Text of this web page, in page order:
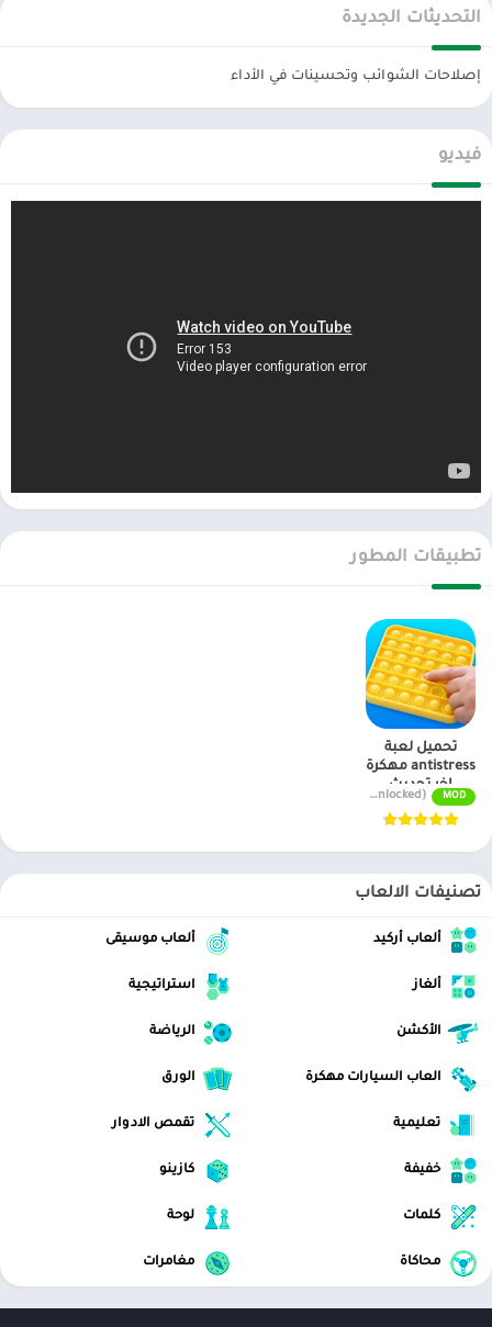
تمكين التثبيت من مصادر غير معروفة
“مصادر غير معروفة” لتثبيت الملفات الخارجية.
تثبيت الملف : افتح ملف APK واتبع التعليمات لتثبيت اللعبة.
ملاحظات هامة
لعبة Traffix Traffic Simulator المهكرة توفر تجربة لعب فريدة من
الان عبر موقعنا PlaYalandroiD متجر بلاي ، android store يمكنكم تحميل
والبرامج وتحديثات مستمرة اول بأول على، متجر العاب مهكرة.
التحديثات الجديدة
إصلاحات الشوائب وتحسينات في الأداء
فيديو
تطبيقات المطور
تحميل لعبة
antistress مهكرة
اخر تحديث
MOD
v10.1.3 MOD APK (All Unlocked)
تصنيفات الالعاب
ألعاب أركيد ألعاب موسيقى
ألغاز استراتيجية
الأكشن الرياضة
العاب السيارات مهكرة الورق
تعليمية تقمص الادوار
خفيفة كازينو
كلمات لوحة
محاكاة مغامرات